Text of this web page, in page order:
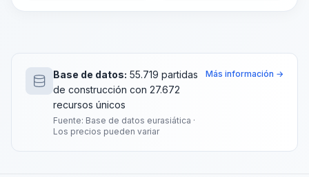
Base de datos: 55.719 partidas
de construcción con 27.672
recursos únicos
Fuente: Base de datos eurasiática ·
Los precios pueden variar
Más información →